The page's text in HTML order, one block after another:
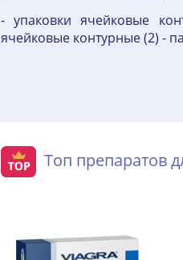
- упаковки ячейковые
ячейковые контурные (2) -
Топ препаратов